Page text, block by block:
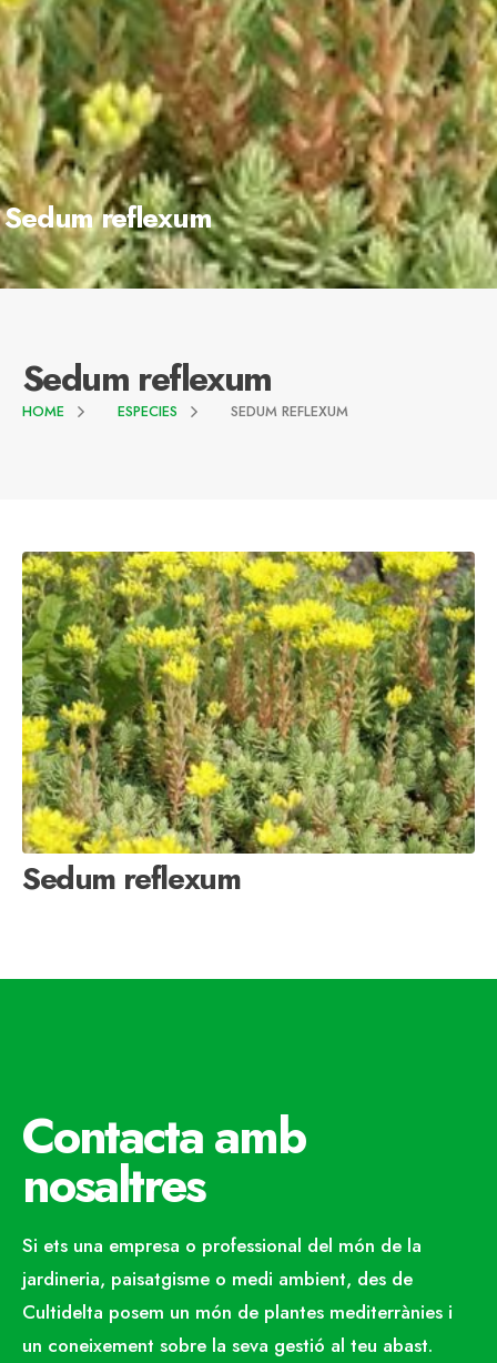
Sedum reflexum
Sedum reflexum
HOME ESPECIES SEDUM REFLEXUM
Sedum reflexum
Contacta amb
nosaltres
Si ets una empresa o professional del món de la
jardineria, paisatgisme o medi ambient, des de
Cultidelta posem un món de plantes mediterrànies i
un coneixement sobre la seva gestió al teu abast.